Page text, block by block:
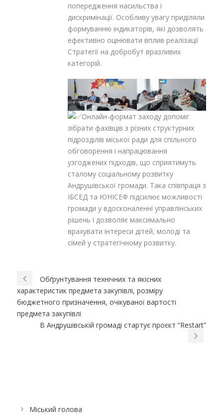
попередження насильства і
дискримінації. Особливу увагу приділяли
формуванню індикаторів, які дозволять
ефективно оцінювати вплив реалізації
Стратегії на добробут вразливих
категорій.
Онлайн-формат заходу допоміг
зібрати фахівців з різних структурних
підрозділів міської ради для спільного
обговорення і напрацювання
узгоджених підходів, що сприятимуть
сталому соціальному розвитку
Андрушівської громади. Така співпраця з
ІБСЕД та ЮНІСЕФ підсилює можливості
громади у вдосконаленні управлінських
рішень і дозволяє максимально
врахувати інтереси дітей, молоді та
сімей у стратегічному розвитку.
Обґрунтування технічних та якісних
характеристик предмета закупівлі, розміру
бюджетного призначення, очікуваної вартості
предмета закупівлі
В Андрушівській громаді стартує проєкт “Restart”
Міський голова